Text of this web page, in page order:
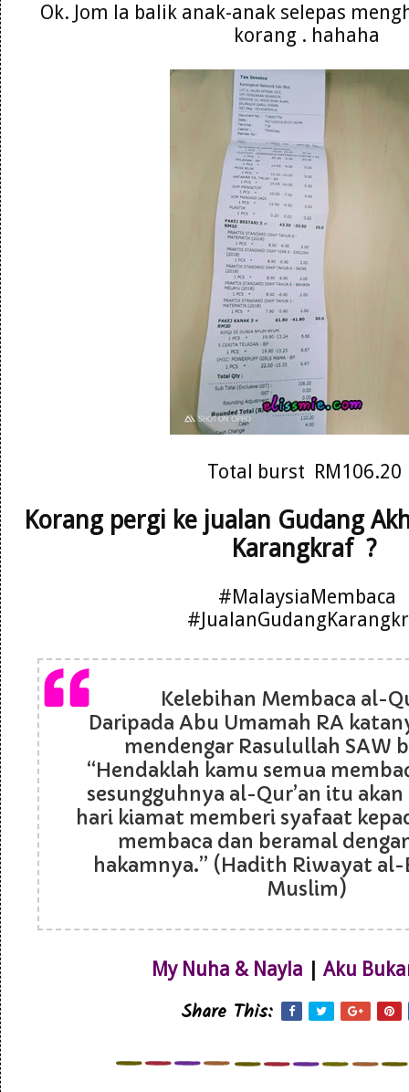
Ok. Jom la balik anak-anak selepas
korang . hahaha
Total burst RM106.20
Korang pergi ke jualan Gudang
Karangkraf ?
#MalaysiaMembaca
Kelebihan Membaca al-
Daripada Abu Umamah RA
mendengar Rasulullah SAW
“Hendaklah kamu semua
sesungguhnya al-Qur’an itu
hari kiamat memberi syafaat
membaca dan beramal
hakamnya.” (Hadith Riwayat
Muslim)
My Nuha & Nayla | Aku
Share This: